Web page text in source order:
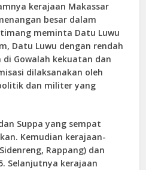
kerajaan Makassar
besar dalam
meminta Datu Luwu
Datu Luwu dengan rendah
Gowalah kekuatan dan
dilaksanakan oleh
dan militer yang
Suppa yang sempat
Kemudian kerajaan-
Rappang) dan
Selanjutnya kerajaan